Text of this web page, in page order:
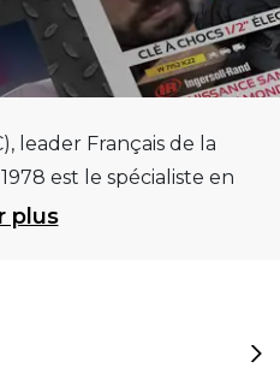
leader Français de la
est le spécialiste en
garages et centres
sur des critères de
plus